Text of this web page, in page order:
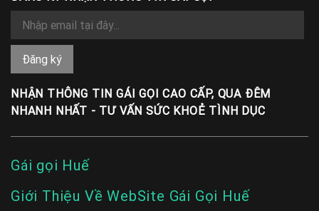
NHẬN THÔNG TIN GÁI GỌI CAO CẤP, QUA ĐÊM
NHANH NHẤT - TƯ VẤN SỨC KHOẺ TÌNH DỤC
Gái gọi Huế
Giới Thiệu Về WebSite Gái Gọi Huế